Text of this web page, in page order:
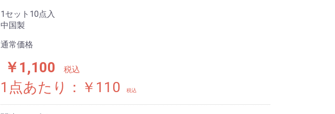
1セット10点入
中国製
通常価格
￥1,100 税込
1点あたり：￥110 税込